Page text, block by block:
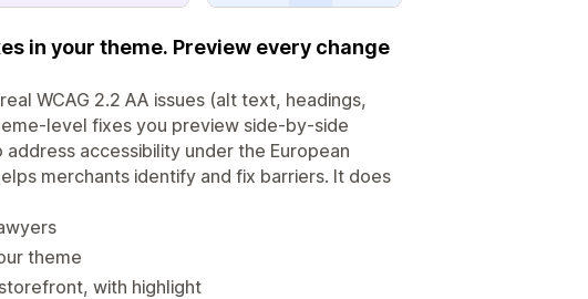
in your theme. Preview every change
WCAG 2.2 AA issues (alt text, headings,
level fixes you preview side-by-side
accessibility under the European
merchants identify and fix barriers. It does
theme
with highlight